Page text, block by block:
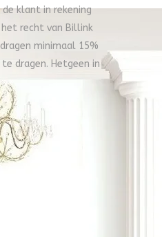
klant in rekening
het recht van Billink
minimaal 15%
dragen. Hetgeen in